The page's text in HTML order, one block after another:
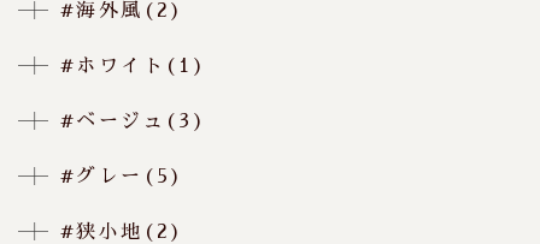
#海外風(2)
#ホワイト(1)
#ベージュ(3)
#グレー(5)
#狭小地(2)